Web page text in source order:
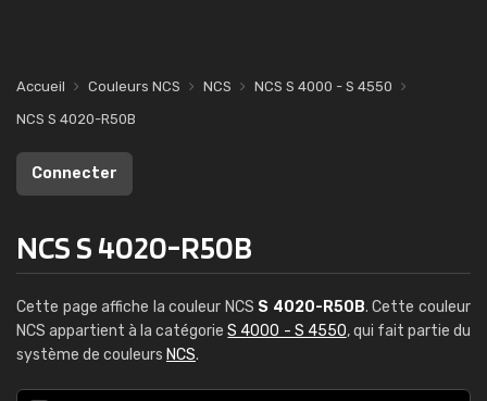
Accueil Couleurs NCS NCS
NCS S 4000 - S 4550
NCS S 4020-R50B
Connecter
NCS S 4020-R50B
Cette page affiche la couleur NCS S 4020-R50B. Cette couleur
NCS appartient à la catégorieS 4000 - S 4550, qui fait partie du
système de couleurs NCS.